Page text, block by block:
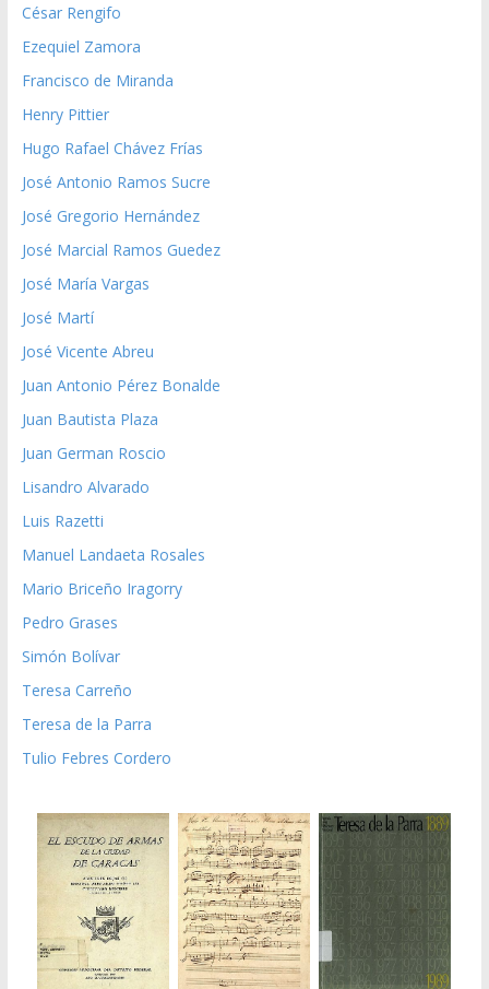
César Rengifo
Ezequiel Zamora
Francisco de Miranda
Henry Pittier
Hugo Rafael Chávez Frías
José Antonio Ramos Sucre
José Gregorio Hernández
José Marcial Ramos Guedez
José María Vargas
José Martí
José Vicente Abreu
Juan Antonio Pérez Bonalde
Juan Bautista Plaza
Juan German Roscio
Lisandro Alvarado
Luis Razetti
Manuel Landaeta Rosales
Mario Briceño Iragorry
Pedro Grases
Simón Bolívar
Teresa Carreño
Teresa de la Parra
Tulio Febres Cordero